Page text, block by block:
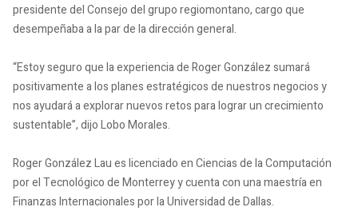
presidente del Consejo del grupo regiomontano, cargo que
desempeñaba a la par de la dirección general.
“Estoy seguro que la experiencia de Roger González sumará
positivamente a los planes estratégicos de nuestros negocios y
nos ayudará a explorar nuevos retos para lograr un crecimiento
sustentable”, dijo Lobo Morales.
Roger González Lau es licenciado en Ciencias de la Computación
por el Tecnológico de Monterrey y cuenta con una maestría en
Finanzas Internacionales por la Universidad de Dallas.